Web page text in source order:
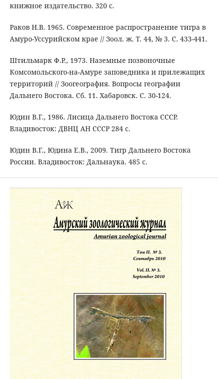
книжное издательство. 320 с.
Раков Н.В. 1965. Современное распространение тигра в
Амуро-Уссурийском крае // Зоол. ж. Т. 44, № 3. С. 433-441.
Штильмарк Ф.Р., 1973. Наземные позвоночные
Комсомольского-на-Амуре заповедника и прилежащих
территорий // Зоогеография. Вопросы географии
Дальнего Востока. Сб. 11. Хабаровск. С. 30-124.
Юдин В.Г., 1986. Лисица Дальнего Востока СССР.
Владивосток: ДВНЦ АН СССР 284 с.
Юдин В.Г., Юдина Е.В., 2009. Тигр Дальнего Востока
России. Владивосток: Дальнаука. 485 с.